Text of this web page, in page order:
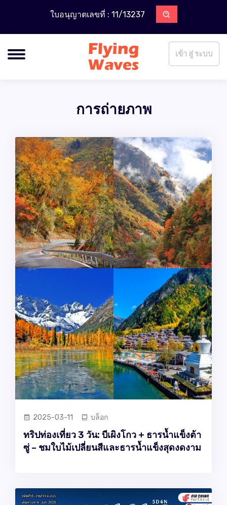
ใบอนุญาตเลขที่ : 11/13237
เข้า สู่ ระบบ
การถ่ายภาพ
2025-03-11 บล็อก
ทริปท่องเที่ยว 3 วัน: บีเผิงโกว + ธารน้ำแข็งต้า
ซู่ – ชมใบไม้เปลี่ยนสีและธารน้ำแข็งสุดงดงาม